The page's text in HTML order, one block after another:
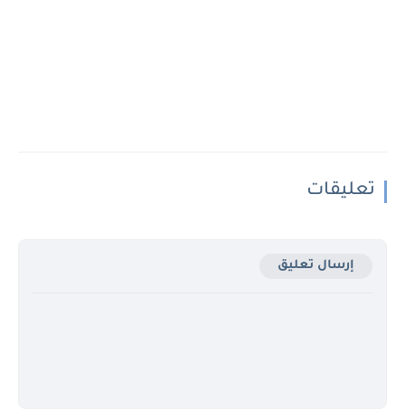
تعليقات
إرسال تعليق